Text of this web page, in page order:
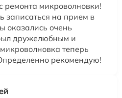
ремонта микроволновки!
записаться на прием в
оказались очень
дружелюбным и
теперь
рекомендую!